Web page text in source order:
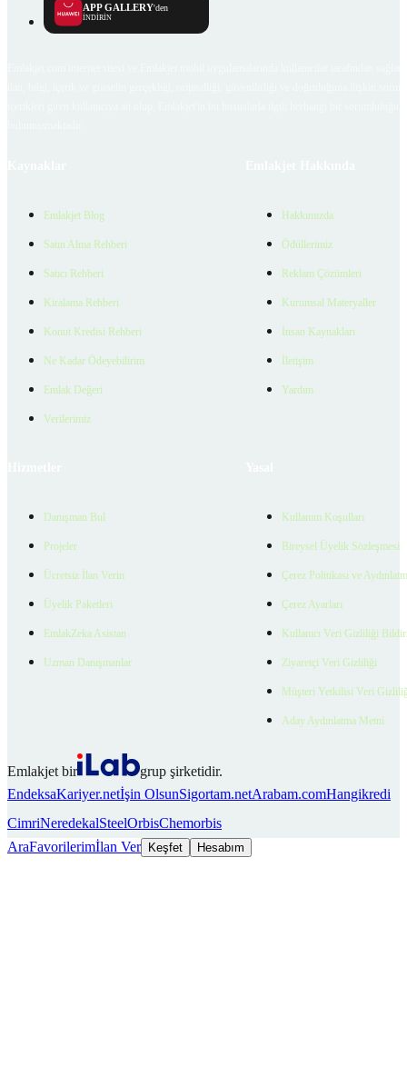
APP GALLERY'den
İNDİRİN
Emlakjet Blog
Satın Alma Rehberi
Satıcı Rehberi
Kiralama Rehberi
Konut Kredisi Rehberi
Ne Kadar Ödeyebilirim
Emlak Değeri
Verilerimiz
Hakkımızda
Ödüllerimiz
Reklam Çözümleri
Kurumsal Materyaller
İnsan Kaynakları
İletişim
Yardım
Danışman Bul
Projeler
Ücretsiz İlan Verin
Üyelik Paketleri
EmlakZeka Asistan
Uzman Danışmanlar
Kullanım Koşulları
Bireysel Üyelik Sözleşmesi
Çerez Politikası ve
Çerez Ayarları
Kullanıcı Veri Gizliliği
Ziyaretçi Veri Gizliliği
Müşteri Yetkilisi Veri
Aday Aydınlatma Metni
Emlakjet bir
grup şirketidir.
EndeksaKariyer.netİşin OlsunSigortam.netArabam.comHangikredi
CimriNeredekalSteelOrbisChemorbis
AraFavorilerimİlan Ver Keşfet Hesabım